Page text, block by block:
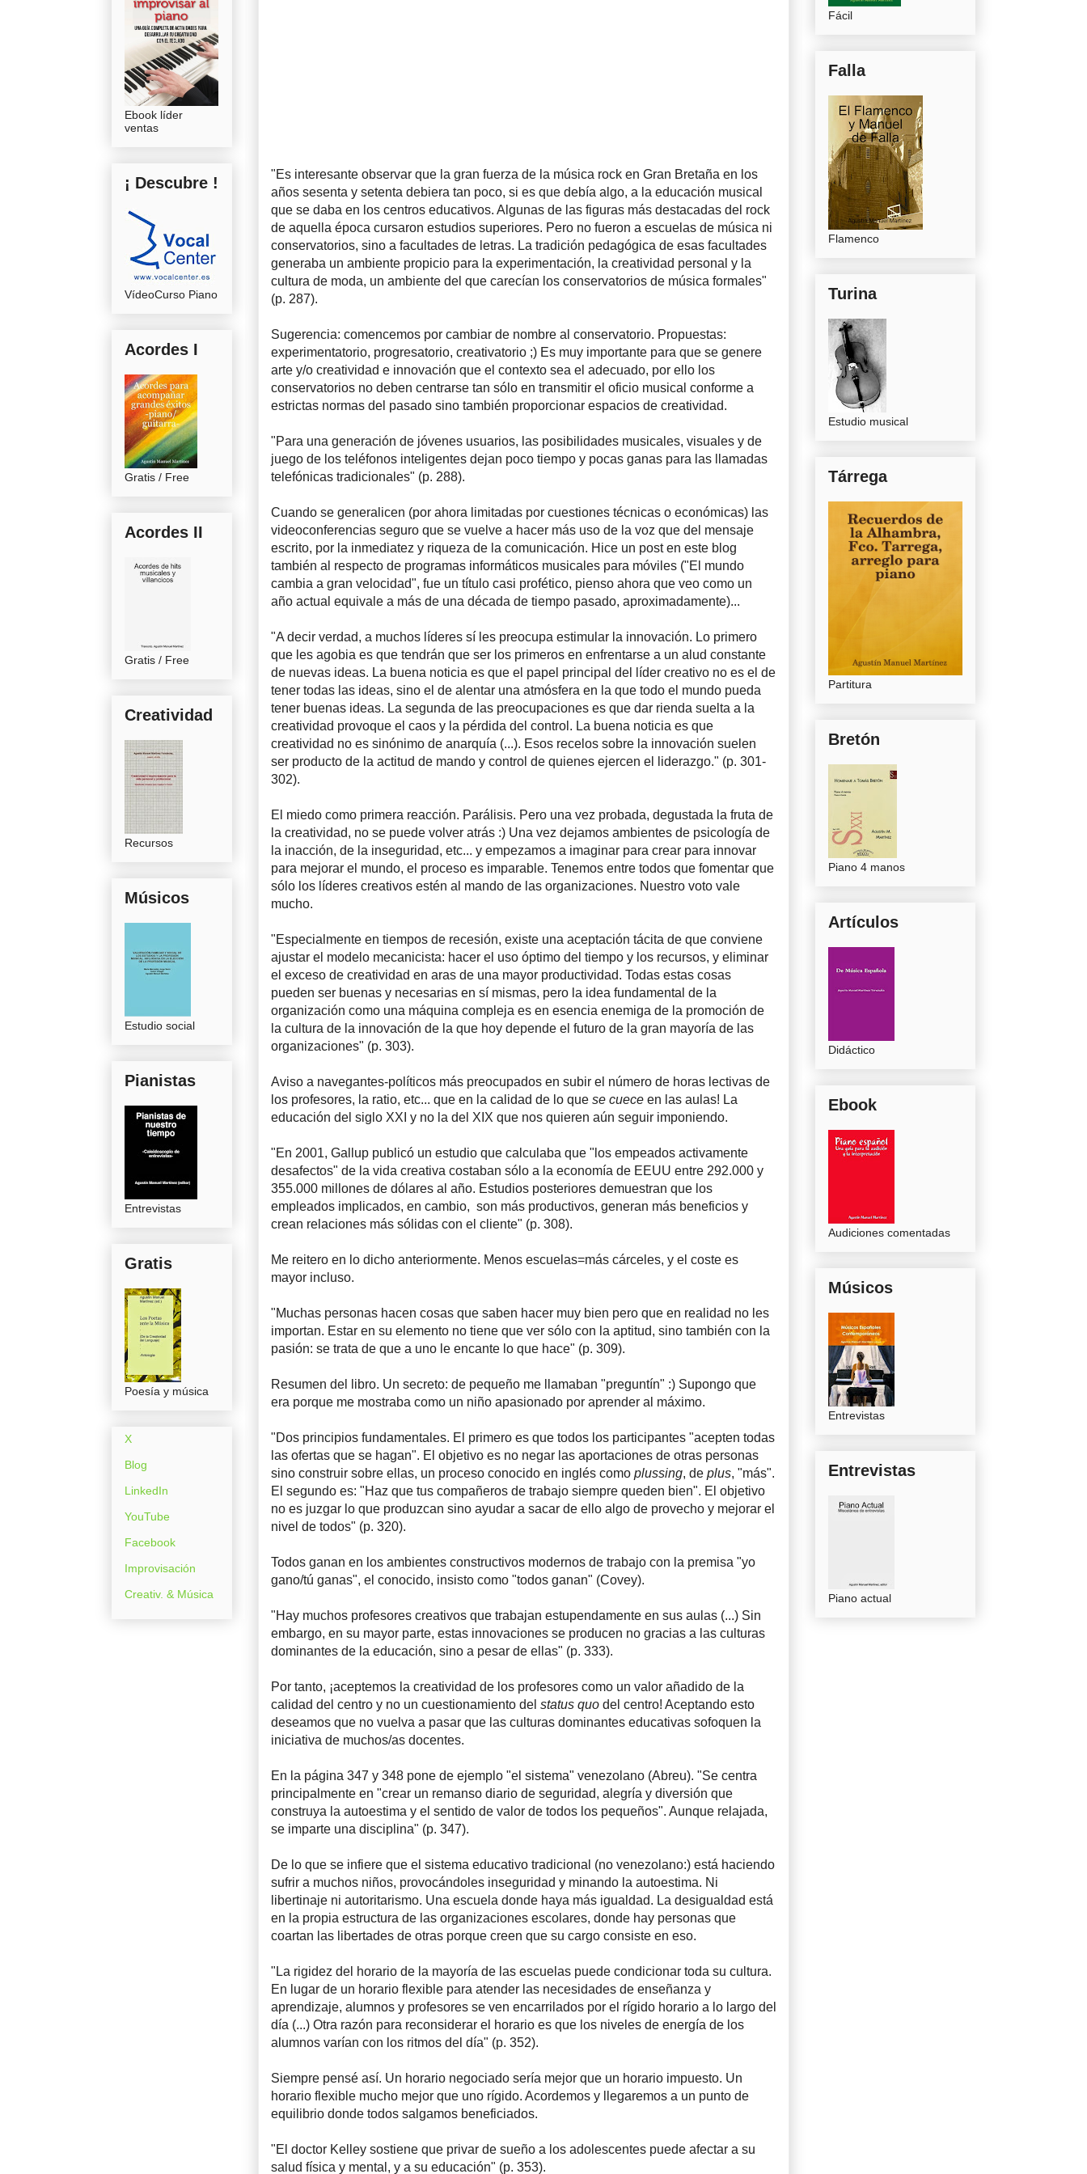
"Es interesante observar que la gran fuerza de la música rock en Gran Bretaña en los
años sesenta y setenta debiera tan poco, si es que debía algo, a la educación musical
que se daba en los centros educativos. Algunas de las figuras más destacadas del rock
de aquella época cursaron estudios superiores. Pero no fueron a escuelas de música ni
conservatorios, sino a facultades de letras. La tradición pedagógica de esas facultades
generaba un ambiente propicio para la experimentación, la creatividad personal y la
cultura de moda, un ambiente del que carecían los conservatorios de música formales"
(p. 287).
Sugerencia: comencemos por cambiar de nombre al conservatorio. Propuestas:
experimentatorio, progresatorio, creativatorio ;) Es muy importante para que se genere
arte y/o creatividad e innovación que el contexto sea el adecuado, por ello los
conservatorios no deben centrarse tan sólo en transmitir el oficio musical conforme a
estrictas normas del pasado sino también proporcionar espacios de creatividad.
"Para una generación de jóvenes usuarios, las posibilidades musicales, visuales y de
juego de los teléfonos inteligentes dejan poco tiempo y pocas ganas para las llamadas
telefónicas tradicionales" (p. 288).
Cuando se generalicen (por ahora limitadas por cuestiones técnicas o económicas) las
videoconferencias seguro que se vuelve a hacer más uso de la voz que del mensaje
escrito, por la inmediatez y riqueza de la comunicación. Hice un post en este blog
también al respecto de programas informáticos musicales para móviles ("El mundo
cambia a gran velocidad", fue un título casi profético, pienso ahora que veo como un
año actual equivale a más de una década de tiempo pasado, aproximadamente)...
"A decir verdad, a muchos líderes sí les preocupa estimular la innovación. Lo primero
que les agobia es que tendrán que ser los primeros en enfrentarse a un alud constante
de nuevas ideas. La buena noticia es que el papel principal del líder creativo no es el de
tener todas las ideas, sino el de alentar una atmósfera en la que todo el mundo pueda
tener buenas ideas. La segunda de las preocupaciones es que dar rienda suelta a la
creatividad provoque el caos y la pérdida del control. La buena noticia es que
creatividad no es sinónimo de anarquía (...). Esos recelos sobre la innovación suelen
ser producto de la actitud de mando y control de quienes ejercen el liderazgo." (p. 301-
302).
El miedo como primera reacción. Parálisis. Pero una vez probada, degustada la fruta de
la creatividad, no se puede volver atrás :) Una vez dejamos ambientes de psicología de
la inacción, de la inseguridad, etc... y empezamos a imaginar para crear para innovar
para mejorar el mundo, el proceso es imparable. Tenemos entre todos que fomentar que
sólo los líderes creativos estén al mando de las organizaciones. Nuestro voto vale
mucho.
"Especialmente en tiempos de recesión, existe una aceptación tácita de que conviene
ajustar el modelo mecanicista: hacer el uso óptimo del tiempo y los recursos, y eliminar
el exceso de creatividad en aras de una mayor productividad. Todas estas cosas
pueden ser buenas y necesarias en sí mismas, pero la idea fundamental de la
organización como una máquina compleja es en esencia enemiga de la promoción de
la cultura de la innovación de la que hoy depende el futuro de la gran mayoría de las
organizaciones" (p. 303).
Aviso a navegantes-políticos más preocupados en subir el número de horas lectivas de
los profesores, la ratio, etc... que en la calidad de lo que se cuece en las aulas! La
educación del siglo XXI y no la del XIX que nos quieren aún seguir imponiendo.
"En 2001, Gallup publicó un estudio que calculaba que "los empeados activamente
desafectos" de la vida creativa costaban sólo a la economía de EEUU entre 292.000 y
355.000 millones de dólares al año. Estudios posteriores demuestran que los
empleados implicados, en cambio, son más productivos, generan más beneficios y
crean relaciones más sólidas con el cliente" (p. 308).
Me reitero en lo dicho anteriormente. Menos escuelas=más cárceles, y el coste es
mayor incluso.
"Muchas personas hacen cosas que saben hacer muy bien pero que en realidad no les
importan. Estar en su elemento no tiene que ver sólo con la aptitud, sino también con la
pasión: se trata de que a uno le encante lo que hace" (p. 309).
Resumen del libro. Un secreto: de pequeño me llamaban "preguntín" :) Supongo que
era porque me mostraba como un niño apasionado por aprender al máximo.
"Dos principios fundamentales. El primero es que todos los participantes "acepten todas
las ofertas que se hagan". El objetivo es no negar las aportaciones de otras personas
sino construir sobre ellas, un proceso conocido en inglés como plussing, de plus, "más".
El segundo es: "Haz que tus compañeros de trabajo siempre queden bien". El objetivo
no es juzgar lo que produzcan sino ayudar a sacar de ello algo de provecho y mejorar el
nivel de todos" (p. 320).
Todos ganan en los ambientes constructivos modernos de trabajo con la premisa "yo
gano/tú ganas", el conocido, insisto como "todos ganan" (Covey).
"Hay muchos profesores creativos que trabajan estupendamente en sus aulas (...) Sin
embargo, en su mayor parte, estas innovaciones se producen no gracias a las culturas
dominantes de la educación, sino a pesar de ellas" (p. 333).
Por tanto, ¡aceptemos la creatividad de los profesores como un valor añadido de la
calidad del centro y no un cuestionamiento del status quo del centro! Aceptando esto
deseamos que no vuelva a pasar que las culturas dominantes educativas sofoquen la
iniciativa de muchos/as docentes.
En la página 347 y 348 pone de ejemplo "el sistema" venezolano (Abreu). "Se centra
principalmente en "crear un remanso diario de seguridad, alegría y diversión que
construya la autoestima y el sentido de valor de todos los pequeños". Aunque relajada,
se imparte una disciplina" (p. 347).
De lo que se infiere que el sistema educativo tradicional (no venezolano:) está haciendo
sufrir a muchos niños, provocándoles inseguridad y minando la autoestima. Ni
libertinaje ni autoritarismo. Una escuela donde haya más igualdad. La desigualdad está
en la propia estructura de las organizaciones escolares, donde hay personas que
coartan las libertades de otras porque creen que su cargo consiste en eso.
"La rigidez del horario de la mayoría de las escuelas puede condicionar toda su cultura.
En lugar de un horario flexible para atender las necesidades de enseñanza y
aprendizaje, alumnos y profesores se ven encarrilados por el rígido horario a lo largo del
día (...) Otra razón para reconsiderar el horario es que los niveles de energía de los
alumnos varían con los ritmos del día" (p. 352).
Siempre pensé así. Un horario negociado sería mejor que un horario impuesto. Un
horario flexible mucho mejor que uno rígido. Acordemos y llegaremos a un punto de
equilibrio donde todos salgamos beneficiados.
"El doctor Kelley sostiene que privar de sueño a los adolescentes puede afectar a su
salud física y mental, y a su educación" (p. 353).
Ebook líder
ventas
¡ Descubre !
VídeoCurso Piano
Acordes I
Gratis / Free
Acordes II
Gratis / Free
Creatividad
Recursos
Músicos
Estudio social
Pianistas
Entrevistas
Gratis
Poesía y música
X
Blog
LinkedIn
YouTube
Facebook
Improvisación
Creativ. & Música
Fácil
Falla
Flamenco
Turina
Estudio musical
Tárrega
Partitura
Bretón
Piano 4 manos
Artículos
Didáctico
Ebook
Audiciones comentadas
Músicos
Entrevistas
Entrevistas
Piano actual